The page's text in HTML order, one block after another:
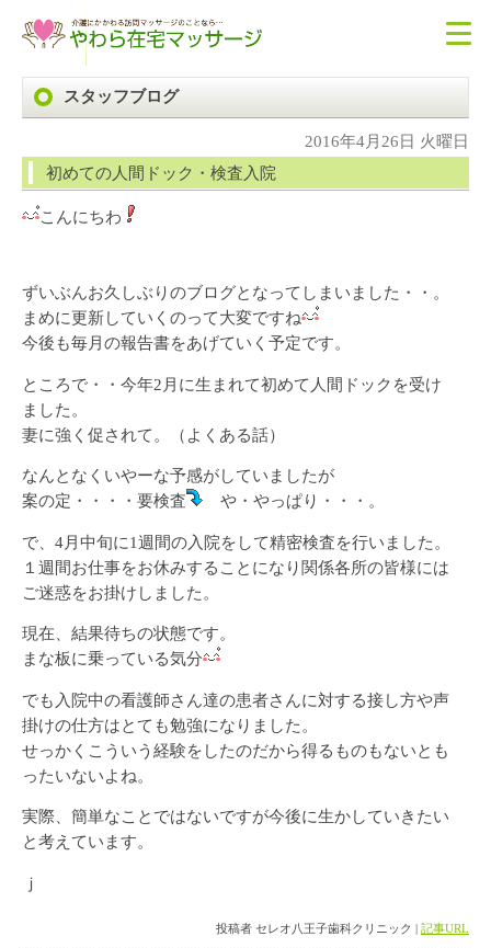
スタッフブログ
2016年4月26日 火曜日
初めての人間ドック・検査入院
こんにちわ
ずいぶんお久しぶりのブログとなってしまいました・・。
まめに更新していくのって大変ですね
今後も毎月の報告書をあげていく予定です。
ところで・・今年2月に生まれて初めて人間ドックを受け
ました。
妻に強く促されて。（よくある話）
なんとなくいやーな予感がしていましたが
案の定・・・・要検査
や・やっぱり・・・。
で、4月中旬に1週間の入院をして精密検査を行いました。
１週間お仕事をお休みすることになり関係各所の皆様には
ご迷惑をお掛けしました。
現在、結果待ちの状態です。
まな板に乗っている気分
でも入院中の看護師さん達の患者さんに対する接し方や声
掛けの仕方はとても勉強になりました。
せっかくこういう経験をしたのだから得るものもないとも
ったいないよね。
実際、簡単なことではないですが今後に生かしていきたい
と考えています。
ｊ
投稿者 セレオ八王子歯科クリニック | 記事URL